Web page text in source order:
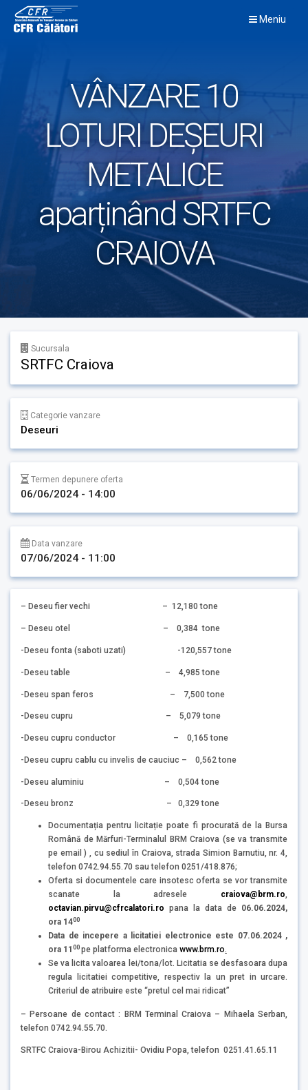
content
Meniu
VÂNZARE 10
LOTURI DEȘEURI
METALICE
aparținând SRTFC
CRAIOVA
Sucursala
SRTFC Craiova
Categorie vanzare
Deseuri
Termen depunere oferta
06/06/2024 - 14:00
Data vanzare
07/06/2024 - 11:00
– Deseu fier vechi – 12,180 tone
– Deseu otel – 0,384 tone
-Deseu fonta (saboti uzati) -120,557 tone
-Deseu table – 4,985 tone
-Deseu span feros – 7,500 tone
-Deseu cupru – 5,079 tone
-Deseu cupru conductor – 0,165 tone
-Deseu cupru cablu cu invelis de cauciuc – 0,562 tone
-Deseu aluminiu – 0,504 tone
-Deseu bronz – 0,329 tone
Documentația pentru licitație poate fi procurată de la Bursa
Română de Mărfuri-Terminalul BRM Craiova (se va transmite
pe email ) , cu sediul în Craiova, strada Simion Barnutiu, nr. 4,
telefon 0742.94.55.70 sau telefon 0251/418.876;
Oferta si documentele care insotesc oferta se vor transmite
scanate la adresele craiova@brm.ro,
octavian.pirvu@cfrcalatori.ro pana la data de 06.06.2024,
ora 1400
Data de incepere a licitatiei electronice este 07.06.2024 ,
ora 11 00 pe platforma electronica www.brm.ro.
Se va licita valoarea lei/tona/lot. Licitatia se desfasoara dupa
regula licitatiei competitive, respectiv la un pret in urcare.
Criteriul de atribuire este “pretul cel mai ridicat”
– Persoane de contact : BRM Terminal Craiova – Mihaela Serban,
telefon 0742.94.55.70.
SRTFC Craiova-Birou Achizitii- Ovidiu Popa, telefon 0251.41.65.11